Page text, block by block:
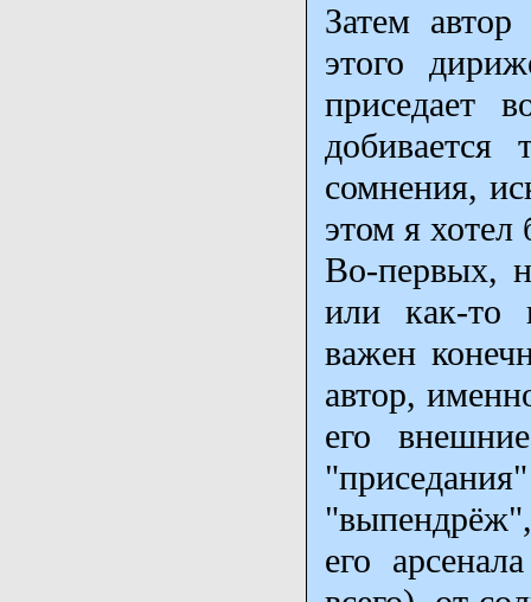
Затем
этого
приседает
добивается
сомнения,
этом я хотел
Во-первых,
или как-то
важен
автор,
его
его